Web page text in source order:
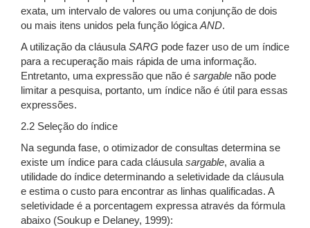
exata, um intervalo de valores ou uma conjunção de dois
ou mais itens unidos pela função lógica AND.
A utilização da cláusula SARG pode fazer uso de um índice
para a recuperação mais rápida de uma informação.
Entretanto, uma expressão que não é sargable não pode
limitar a pesquisa, portanto, um índice não é útil para essas
expressões.
2.2 Seleção do índice
Na segunda fase, o otimizador de consultas determina se
existe um índice para cada cláusula sargable, avalia a
utilidade do índice determinando a seletividade da cláusula
e estima o custo para encontrar as linhas qualificadas. A
seletividade é a porcentagem expressa através da fórmula
abaixo (Soukup e Delaney, 1999):